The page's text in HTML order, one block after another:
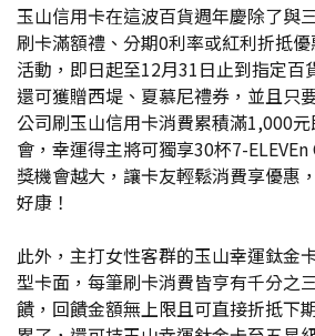
玉山信用卡在這波百貨週年慶除了與
刷卡滿額禮、分期0利率或紅利折抵
活動，即日起至12月31日止到指定百
還可獲贈西堤、夏慕尼禮券，並且只
公司刷玉山信用卡消費累積滿1,000
會，幸運得主將可獨享30杯7-
獎機會越大，讓卡友輕鬆消費享優惠
好康！
此外，主打女性客群的玉山幸運鈦金
型卡面，每筆刷卡消費皆亨有千分之
饋，回饋金額無上限且可直接折抵下